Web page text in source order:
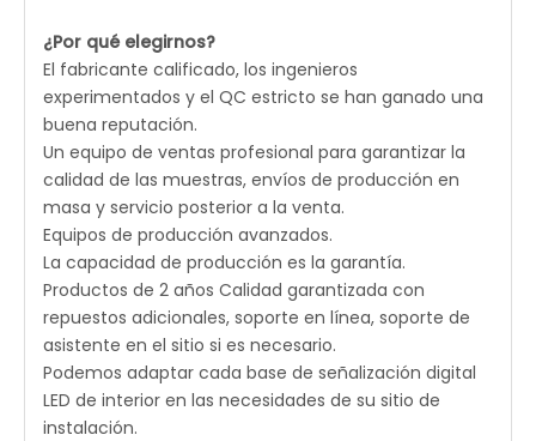
¿Por qué elegirnos?
El fabricante calificado, los ingenieros
experimentados y el QC estricto se han ganado una
buena reputación.
Un equipo de ventas profesional para garantizar la
calidad de las muestras, envíos de producción en
masa y servicio posterior a la venta.
Equipos de producción avanzados.
La capacidad de producción es la garantía.
Productos de 2 años Calidad garantizada con
repuestos adicionales, soporte en línea, soporte de
asistente en el sitio si es necesario.
Podemos adaptar cada base de señalización digital
LED de interior en las necesidades de su sitio de
instalación.